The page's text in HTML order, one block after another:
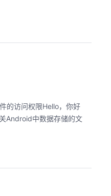
的访问权限Hello，你好
Android中数据存储的文